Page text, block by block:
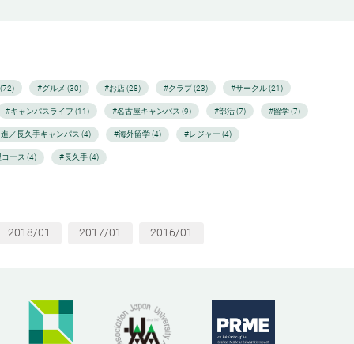
#グルメ (30) #お店 (28) #クラブ (23) #サークル (21)
#キャンパスライフ (11) #名古屋キャンパス (9) #部活 (7) #留学 (7)
／長久手キャンパス (4) #海外留学 (4) #レジャー (4)
ース (4) #長久手 (4)
2018/01 2017/01 2016/01